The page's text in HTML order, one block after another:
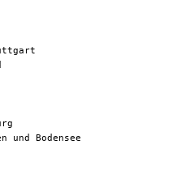
und Bodensee